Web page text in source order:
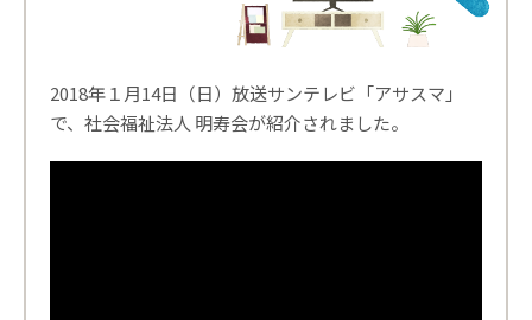
2018年１月14日（日）放送サンテレビ「アサスマ」
で、社会福祉法人 明寿会が紹介されました。